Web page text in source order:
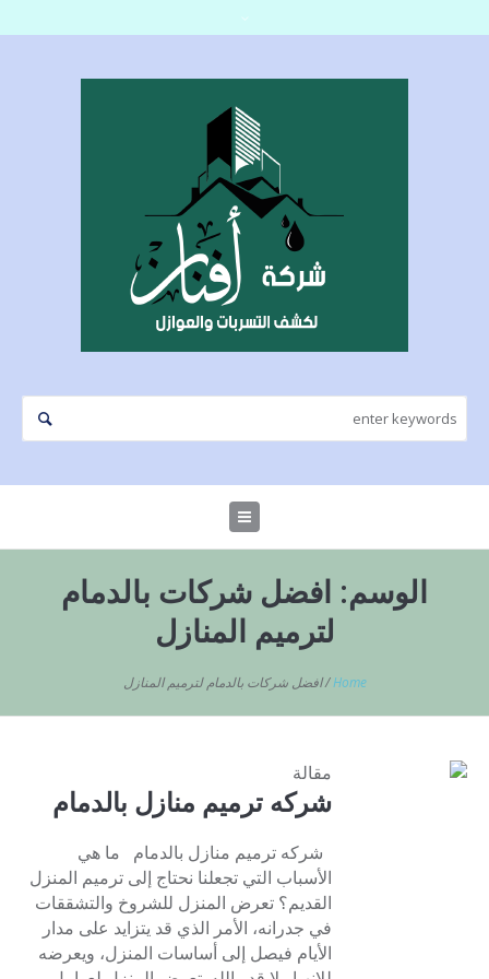
الوسم: افضل شركات بالدمام
لترميم المنازل
Home
/افضل شركات بالدمام لترميم المنازل
مقالة
شركه ترميم منازل بالدمام
شركه ترميم منازل بالدمام ما هي
الأسباب التي تجعلنا نحتاج إلى ترميم المنزل
القديم؟ تعرض المنزل للشروخ والتشققات
في جدرانه، الأمر الذي قد يتزايد على مدار
الأيام فيصل إلى أساسات المنزل، ويعرضه